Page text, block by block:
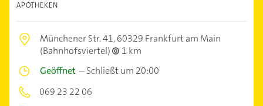
APOTHEKEN
Münchener Str. 41,60329 Frankfurt am Main
(Bahnhofsviertel)
1 km
Geöffnet –Schließt um 20:00
069 23 22 06